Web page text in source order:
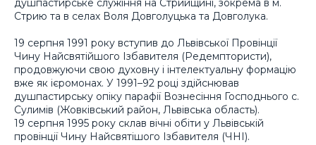
душпастирське служіння на Стрийщині, зокрема в м.
Стрию та в селах Воля Довголуцька та Довголука.
19 серпня 1991 року вступив до Львівської Провінції
Чину Найсвятійшого Ізбавителя (Редемптористи),
продовжуючи свою духовну і інтелектуальну формацію
вже як ієромонах. У 1991–92 році здійснював
душпастирську опіку парафії Вознесіння Господнього с.
Сулимів (Жовківський район, Львівська область).
19 серпня 1995 року склав вічні обіти у Львівській
провінції Чину Найсвятішого Ізбавителя (ЧНІ).